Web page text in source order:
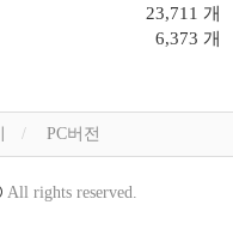
23,711 개
6,373 개
PC버전
All rights reserved.